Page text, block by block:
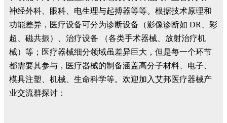
神经外科、眼科、电生理与起搏器等等。根据技术原理和
功能差异，医疗设备可分为诊断设备（影像诊断如 DR、彩
超、磁共振）、治疗设备 （各类手术器械、放射治疗机
械）等；医疗器械细分领域虽差异巨大，但是每一个环节
都需要其参与，医疗器械的制备涵盖高分子材料、电子、
模具注塑、机械、生命科学等。欢迎加入艾邦医疗器械产
业交流群探讨：